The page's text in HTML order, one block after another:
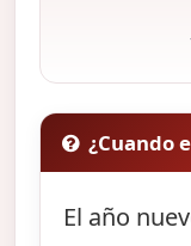
¿Cuando
El año